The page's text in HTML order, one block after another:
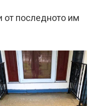
от последното им